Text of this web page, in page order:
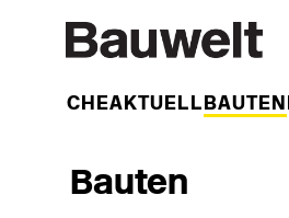
WOCHEAKTUELL BAUTEN
Bauten